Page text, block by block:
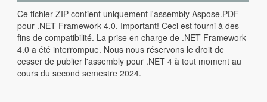
Ce fichier ZIP contient uniquement l'assembly Aspose.PDF
pour .NET Framework 4.0. Important! Ceci est fourni à des
fins de compatibilité. La prise en charge de .NET Framework
4.0 a été interrompue. Nous nous réservons le droit de
cesser de publier l'assembly pour .NET 4 à tout moment au
cours du second semestre 2024.